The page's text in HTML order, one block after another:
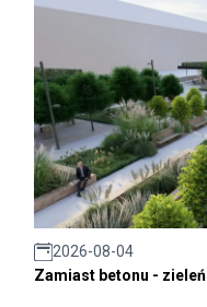
2026-08-04
Zamiast betonu - zieleń